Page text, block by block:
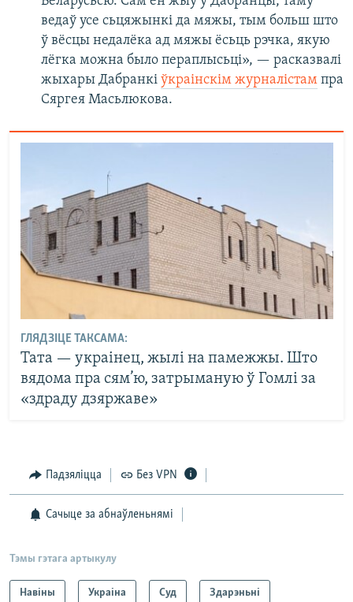
ведаў усе сьцяжынкі да мяжы, тым больш што
ў вёсцы недалёка ад мяжы ёсьць рэчка, якую
лёгка можна было пераплысьці», — расказвалі
жыхары Дабранкі ўкраінскім журналістам пра
Сяргея Масьлюкова.
ГЛЯДЗІЦЕ ТАКСАМА:
Тата — украінец, жылі на памежжы. Што
вядома пра сям’ю, затрыманую ў Гомлі за
«здраду дзяржаве»
Падзяліцца Без VPN
Сачыце за абнаўленьнямі
Тэмы гэтага артыкулу
Навіны Украіна Суд Здарэньні